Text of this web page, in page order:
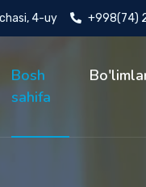
4-uy +998(74)
Bosh
sahifa